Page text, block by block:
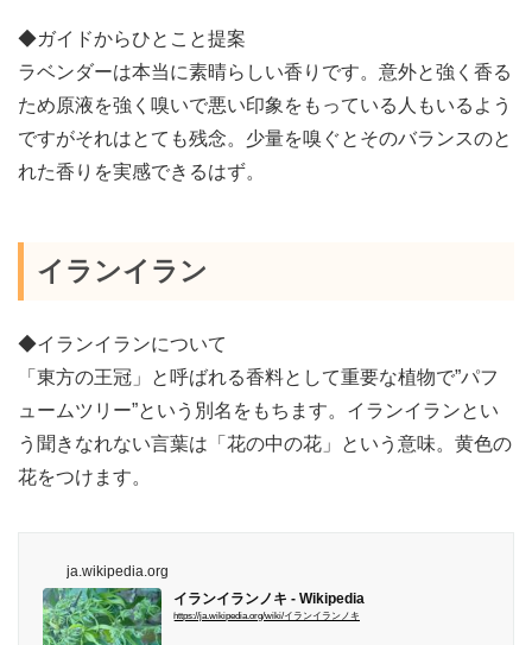
◆ガイドからひとこと提案
ラベンダーは本当に素晴らしい香りです。意外と強く香る
ため原液を強く嗅いで悪い印象をもっている人もいるよう
ですがそれはとても残念。少量を嗅ぐとそのバランスのと
れた香りを実感できるはず。
イランイラン
◆イランイランについて
「東方の王冠」と呼ばれる香料として重要な植物で”パフ
ュームツリー”という別名をもちます。イランイランとい
う聞きなれない言葉は「花の中の花」という意味。黄色の
花をつけます。
ja.wikipedia.org
イランイランノキ - Wikipedia
https://ja.wikipedia.org/wiki/イランイランノキ